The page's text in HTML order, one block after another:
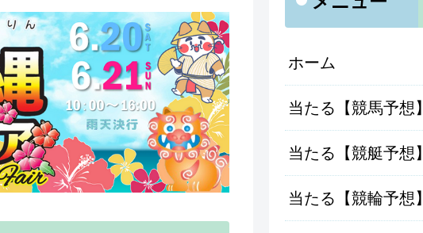
ホーム
当たる【競馬予想】
当たる【競艇予想】
当たる【競輪予想】